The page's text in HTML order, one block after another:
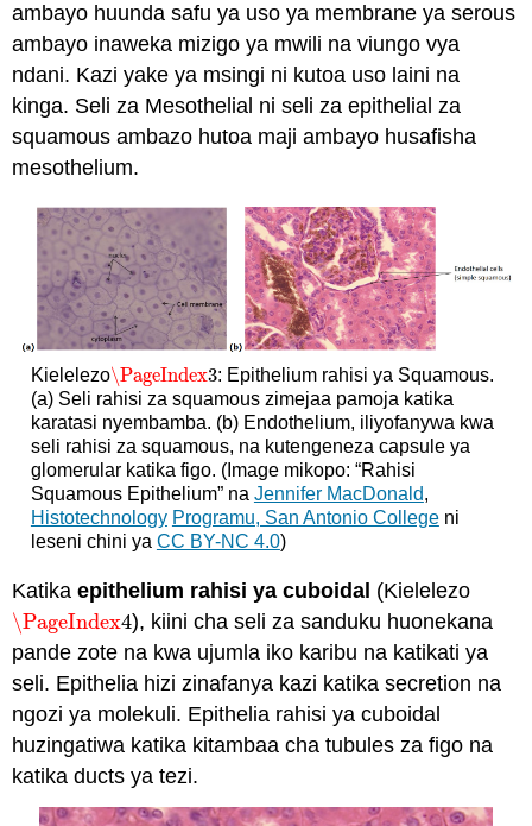
ambayo huunda safu ya uso ya membrane ya serous
ambayo inaweka mizigo ya mwili na viungo vya
ndani. Kazi yake ya msingi ni kutoa uso laini na
kinga. Seli za Mesothelial ni seli za epithelial za
squamous ambazo hutoa maji ambayo husafisha
mesothelium.
Kielelezo\PageIndex3
\PageIndex3: Epithelium rahisi ya Squamous.
(a) Seli rahisi za squamous zimejaa pamoja katika
karatasi nyembamba. (b) Endothelium, iliyofanywa kwa
seli rahisi za squamous, na kutengeneza capsule ya
glomerular katika figo. (Image mikopo: “Rahisi
Squamous Epithelium” na Jennifer MacDonald,
Histotechnology Programu, San Antonio Collegeni
leseni chini ya CC BY-NC 4.0)
Katikaepithelium rahisi ya cuboidal (Kielelezo
\PageIndex4
\PageIndex4), kiini cha seli za sanduku huonekana
pande zote na kwa ujumla iko karibu na katikati ya
seli. Epithelia hizi zinafanya kazi katika secretion na
ngozi ya molekuli. Epithelia rahisi ya cuboidal
huzingatiwa katika kitambaa cha tubules za figo na
katika ducts ya tezi.